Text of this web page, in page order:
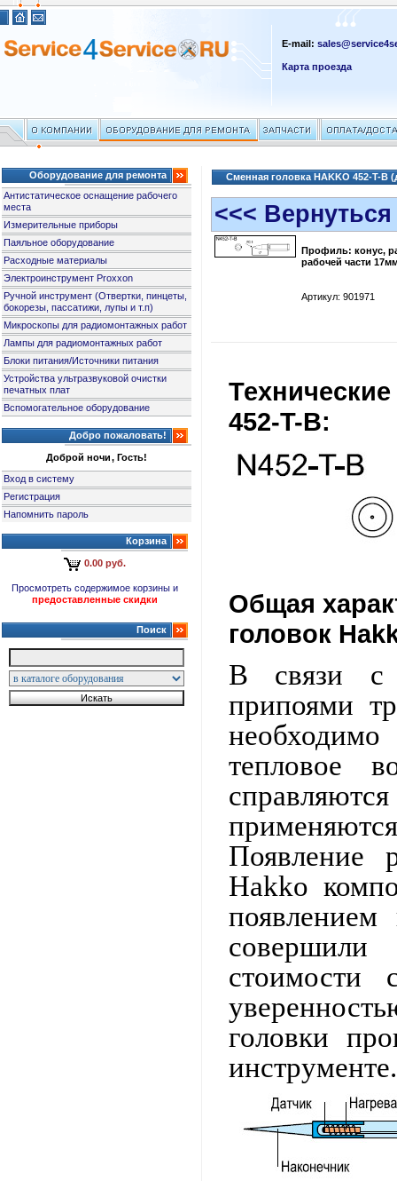
E-mail:
Карта проезда
Оборудование для ремонта
Антистатическое оснащение рабочего
места
Измерительные приборы
Паяльное оборудование
Расходные материалы
Электроинструмент Proxxon
Ручной инструмент (Отвертки, пинцеты,
бокорезы, пассатижи, лупы и т.п)
Микроскопы для радиомонтажных работ
Лампы для радиомонтажных работ
Блоки питания/Источники питания
Устройства ультразвуковой очистки
печатных плат
Вспомогательное оборудование
Добро пожаловать!
Доброй ночи, Гость!
Вход в систему
Регистрация
Напомнить пароль
Корзина
0.00 руб.
Просмотреть содержимое корзины и
предоставленные скидки
Поиск
Сменная головка HAKKO 452-T-B
<<<
Профиль: конус,
рабочей части
Артикул: 901971
452-T-B:
Общая
головок
В связи с
припоями
тепловое
Появление
Hakko
появлением
стоимости
головки
инструменте.